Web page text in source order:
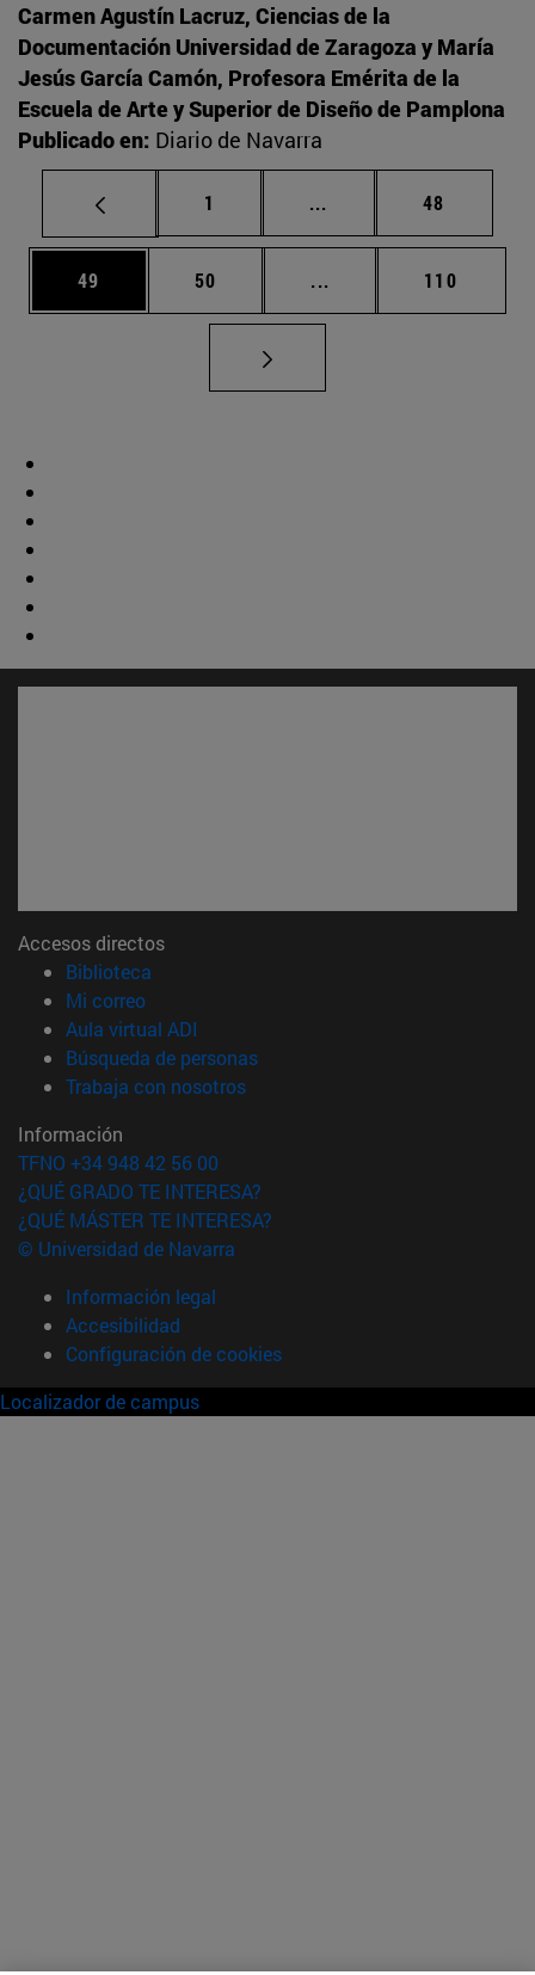
Carmen Agustín Lacruz, Ciencias de la
Documentación Universidad de Zaragoza y María
Jesús García Camón, Profesora Emérita de la
Escuela de Arte y Superior de Diseño de Pamplona
Publicado en: Diario de Navarra
Página
1 ... Páginas intermedias
Página
48
Página
49 Página
50 ... Páginas intermedias
Página
110
Accesos directos
Biblioteca
Mi correo(abre en nueva ventana)
Aula virtual ADI
Búsqueda de personas(abre en nueva ventana)
Trabaja con nosotros(abre en nueva ventana)
Información
TFNO +34 948 42 56 00
¿QUÉ GRADO TE INTERESA?
¿QUÉ MÁSTER TE INTERESA?
© Universidad de Navarra
Información legal
Accesibilidad
Configuración de cookies
Localizador de campus